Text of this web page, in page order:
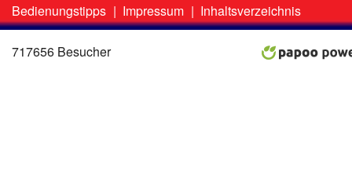
Zweit-
Menü
Bedienungstipps | Impressum | Inhaltsverzeichnis
717656 Besucher